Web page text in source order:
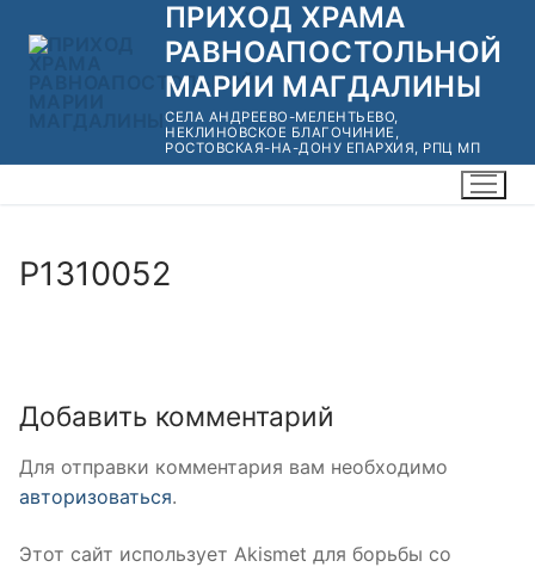
ПРИХОД ХРАМА
РАВНОАПОСТОЛЬНОЙ
МАРИИ МАГДАЛИНЫ
СЕЛА АНДРЕЕВО-МЕЛЕНТЬЕВО,
НЕКЛИНОВСКОЕ БЛАГОЧИНИЕ,
РОСТОВСКАЯ-НА-ДОНУ ЕПАРХИЯ, РПЦ МП
P1310052
Добавить комментарий
Для отправки комментария вам необходимо
авторизоваться.
Этот сайт использует Akismet для борьбы со